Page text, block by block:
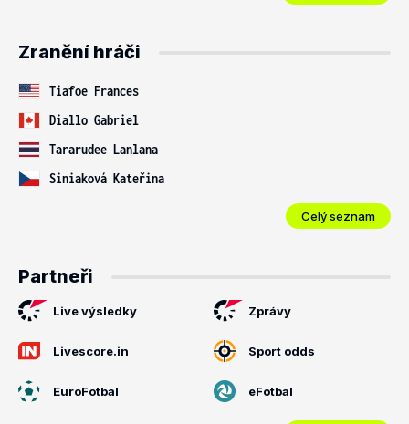
Zranění hráči
Tiafoe Frances
Diallo Gabriel
Tararudee Lanlana
Siniaková Kateřina
Celý seznam
Partneři
Live výsledky Zprávy
Livescore.in Sport odds
EuroFotbal eFotbal